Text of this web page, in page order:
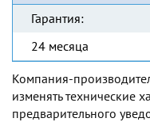
Гарантия:
24 месяца
Компания-
изменять технические
предварительного